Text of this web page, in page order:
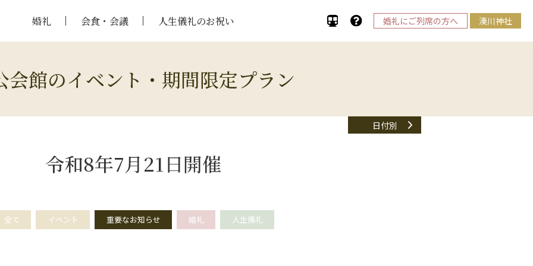
婚礼 会食・会議 人生儀礼のお祝い 婚礼にご列席の方へ 湊川神社
会館のイベント・期間限定プラン
日付別
令和8年7月21日開催
全て イベント 重要なお知らせ 婚礼 人生儀礼